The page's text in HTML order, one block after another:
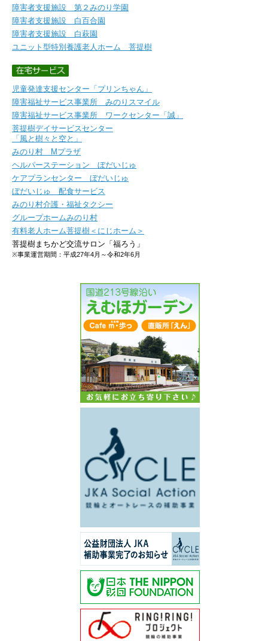
障害者支援施設 第２みのり学園
障害者支援施設 白百合園
障害者支援施設 白萩園
ユニット型特別養護老人ホーム 菩提樹
児童発達支援センター「プリンちゃん」
障害福祉サービス事業所 みのりスマイル
障害福祉サービス事業所 ワークセンター「誠」
菩提樹デイサービスセンター
「風と樹々と空と」
みのり村 Mプラザ
ヘルパーステーション ぼだいじゅ
ケアプランセンター ぼだいじゅ
ぼだいじゅ 配食サービス
みのり村介護・福祉タクシー
グループホームみのり村
有料老人ホーム菩提樹＜にじホーム＞
菩提樹まちかど交流サロン「福ろう」
※事業運営期間：平成27年4月～令和2年6月